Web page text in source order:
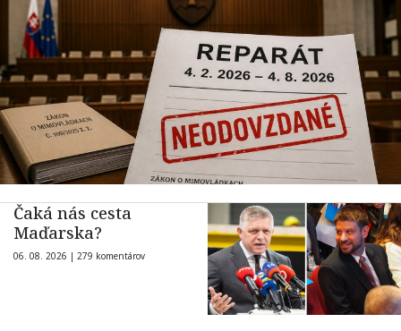
Čaká nás cesta
Maďarska?
06. 08. 2026 | 279 komentárov